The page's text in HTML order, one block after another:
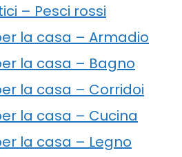
– Pesci rossi
la casa – Armadio
la casa – Bagno
la casa – Corridoi
la casa – Cucina
la casa – Legno